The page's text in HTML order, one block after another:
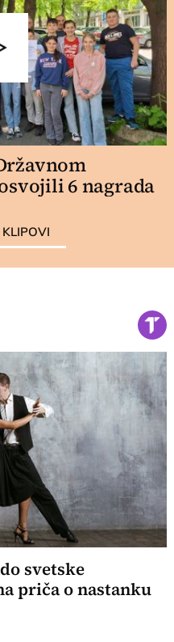
6 nagrada
svetske
priča o nastanku